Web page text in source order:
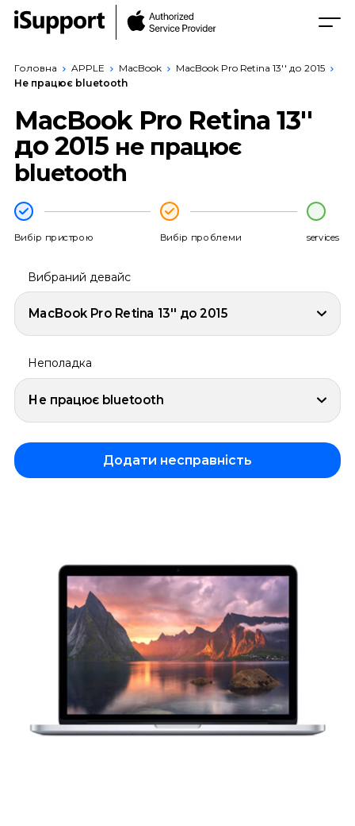
Головна APPLE MacBook
MacBook Pro Retina 13'' до 2015
Не працює bluetooth
MacBook Pro Retina 13''
до 2015 не працює
bluetooth
Вибір пристрою Вибір проблеми services
Вибраний девайс
MacBook Pro Retina 13'' до 2015
Неполадка
Не працює bluetooth
Додати несправність